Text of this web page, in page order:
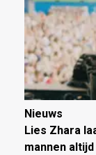
Nieuws
Lies Zhara
mannen